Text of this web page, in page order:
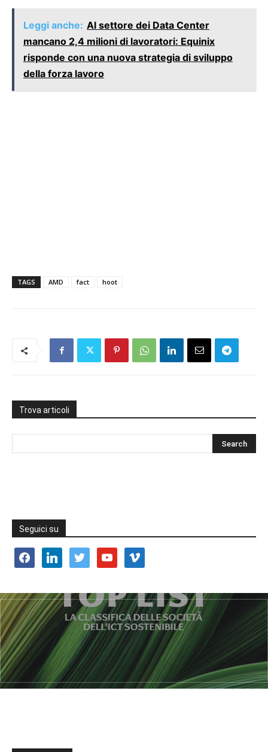
Leggi anche: Al settore dei Data Center
mancano 2,4 milioni di lavoratori: Equinix
risponde con una nuova strategia di sviluppo
della forza lavoro
TAGS AMD fact hoot
Trova articoli
Seguici su
facebooklinkedin twitter youtube vimeo